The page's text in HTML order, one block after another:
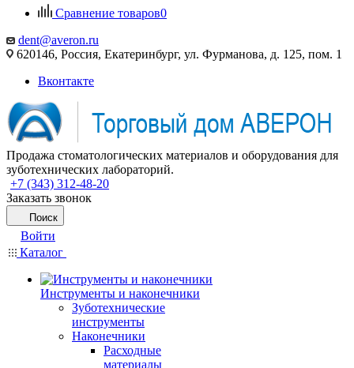
Сравнение товаров0
dent@averon.ru
620146, Россия, Екатеринбург, ул. Фурманова, д. 125, пом. 1
Вконтакте
Продажа стоматологических материалов и оборудования для
зуботехнических лабораторий.
+7 (343) 312-48-20
Заказать звонок
Поиск
Войти
Каталог
Инструменты и наконечники
Зуботехнические
инструменты
Наконечники
Расходные
материалы